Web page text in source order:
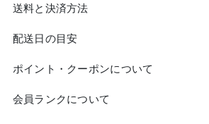
送料と決済方法
配送日の目安
ポイント・クーポンについて
会員ランクについて